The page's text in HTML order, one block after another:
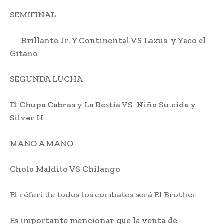
SEMIFINAL
Brillante Jr. Y Continental VS Laxus y Yaco el
Gitano
SEGUNDA LUCHA
El Chupa Cabras y La Bestia VS Niño Suicida y
Silver H
MANO A MANO
Cholo Maldito VS Chilango
El réferi de todos los combates será El Brother
Es importante mencionar que la venta de